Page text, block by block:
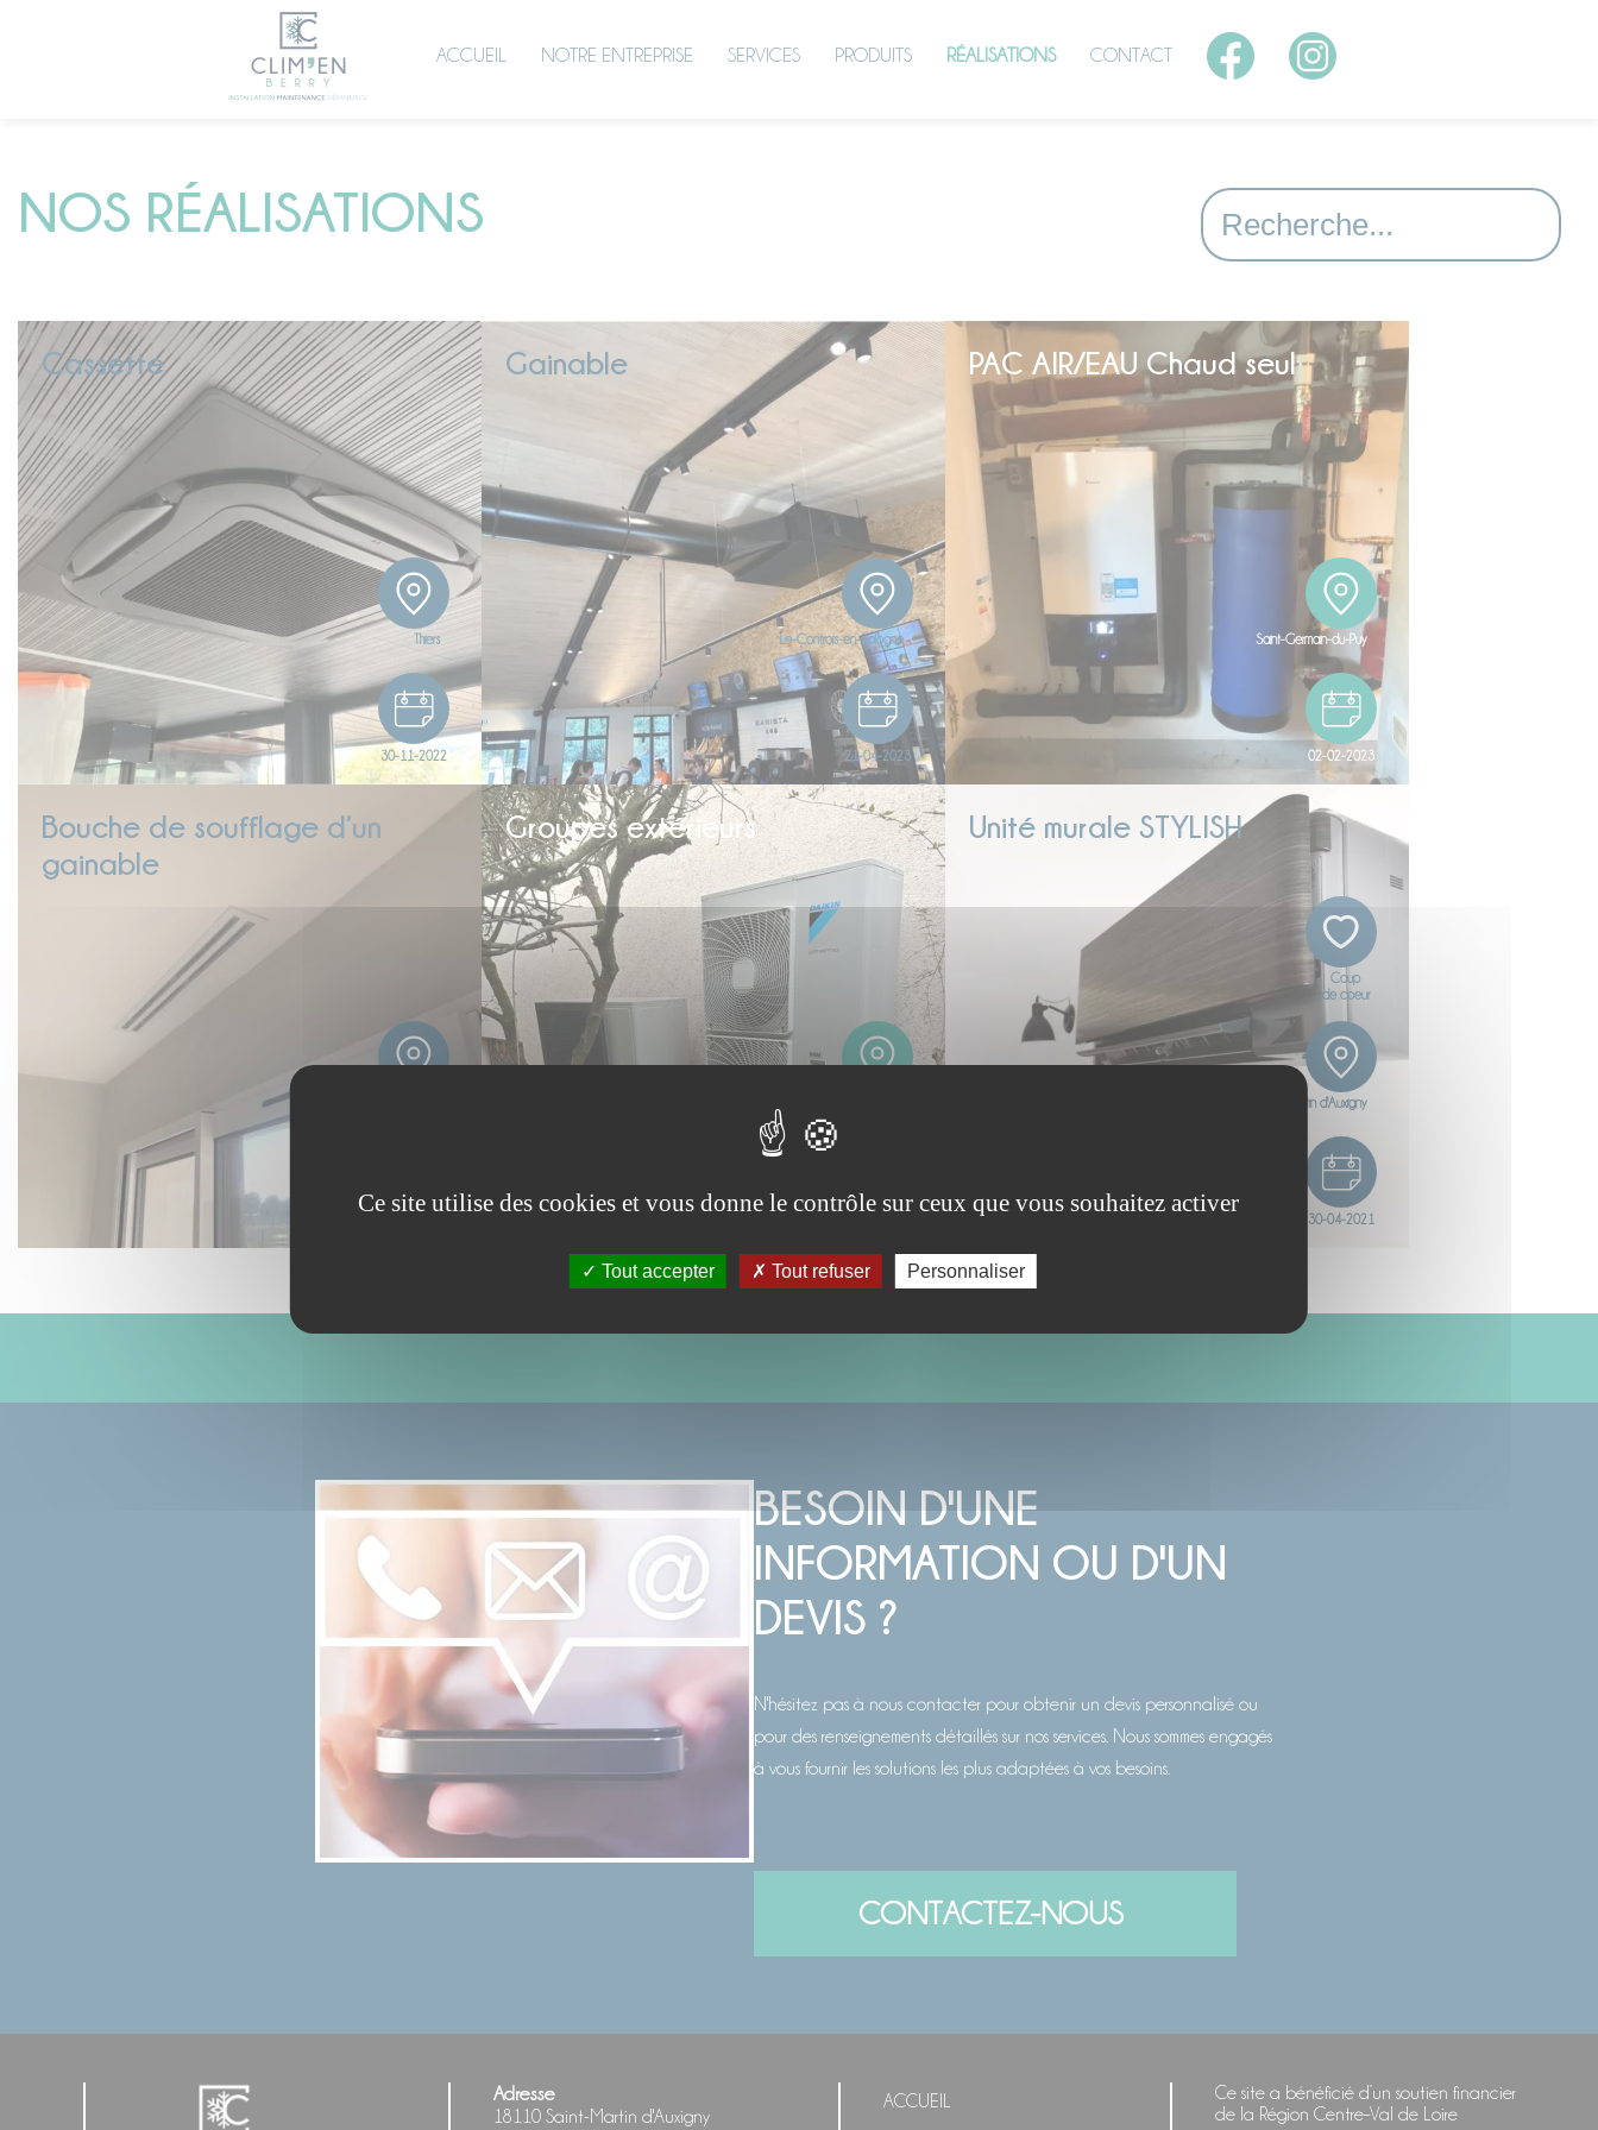
ACCUEIL NOTRE ENTREPRISE SERVICES PRODUITS RÉALISATIONS CONTACT
NOS RÉALISATIONS
Cassette
Thiers
30-11-2022
Gainable
Le-Controis-en-Sologne
21-04-2023
PAC AIR/EAU Chaud seul
Saint-Germain-du-Puy
02-02-2023
Bouche de soufflage d’un
gainable
Groupes extérieurs Unité murale STYLISH
Coup
de coeur
St Martin d'Auxigny
30-04-2021
BESOIN D'UNE
INFORMATION OU D'UN
DEVIS ?
N'hésitez pas à nous contacter pour obtenir un devis personnalisé ou
pour des renseignements détaillés sur nos services. Nous sommes engagés
à vous fournir les solutions les plus adaptées à vos besoins.
CONTACTEZ-NOUS
Adresse
18110 Saint-Martin d'Auxigny
ACCUEIL
Ce site a bénéficié d’un soutien financier
de la Région Centre–Val de Loire
Ce site utilise des cookies et vous donne le contrôle sur ceux que vous souhaitez activer
Tout accepter Tout refuser Personnaliser